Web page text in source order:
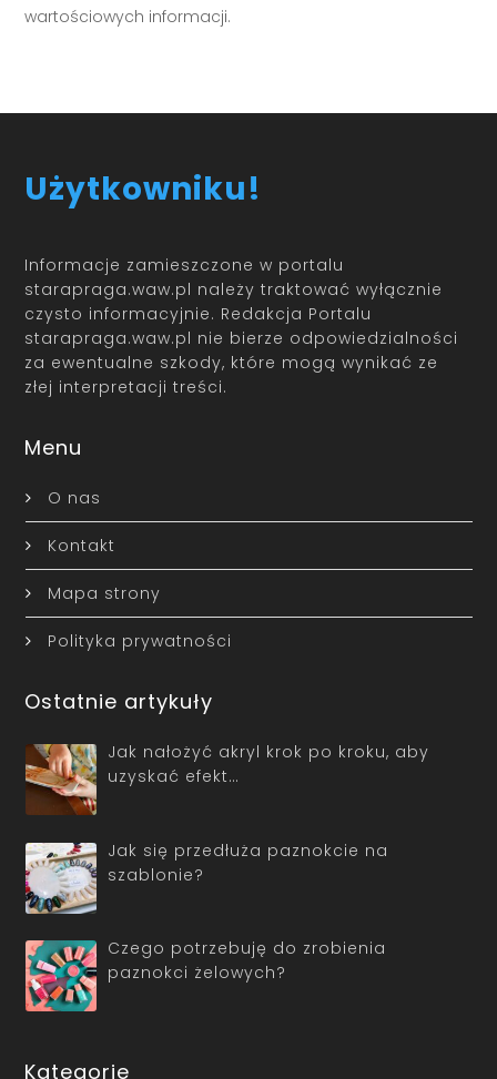
wartościowych informacji.
Użytkowniku!
Informacje zamieszczone w portalu
starapraga.waw.pl należy traktować wyłącznie
czysto informacyjnie. Redakcja Portalu
starapraga.waw.pl nie bierze odpowiedzialności
za ewentualne szkody, które mogą wynikać ze
złej interpretacji treści.
Menu
O nas
Kontakt
Mapa strony
Polityka prywatności
Ostatnie artykuły
Jak nałożyć akryl krok po kroku, aby
uzyskać efekt…
Jak się przedłuża paznokcie na
szablonie?
Czego potrzebuję do zrobienia
paznokci żelowych?
Kategorie